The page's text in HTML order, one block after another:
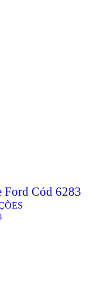
Ford Cód 6283